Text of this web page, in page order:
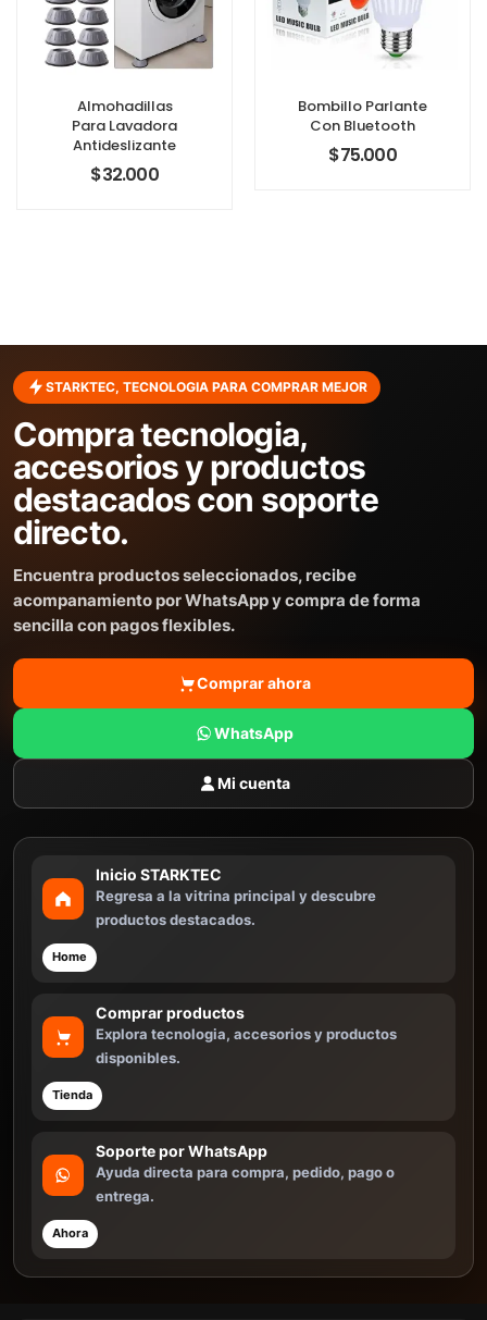
Almohadillas
Para Lavadora
Antideslizante
$32.000
Bombillo Parlante
Con Bluetooth
$75.000
STARKTEC, TECNOLOGIA PARA COMPRAR MEJOR
Compra tecnologia,
accesorios y productos
destacados con soporte
directo.
Encuentra productos seleccionados, recibe
acompanamiento por WhatsApp y compra de forma
sencilla con pagos flexibles.
Comprar ahora
WhatsApp
Mi cuenta
Inicio STARKTEC
Regresa a la vitrina principal y descubre
productos destacados.
Home
Comprar productos
Explora tecnologia, accesorios y productos
disponibles.
Tienda
Soporte por WhatsApp
Ayuda directa para compra, pedido, pago o
entrega.
Ahora